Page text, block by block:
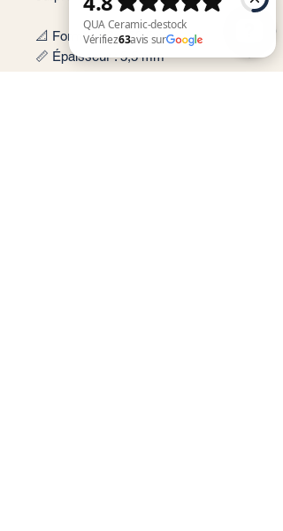
📐 Format: 23x152,5 cm
📏 Épaisseur : 5,5 mm
🎨 Couleur : Ivory, Nut, Oak, Sand